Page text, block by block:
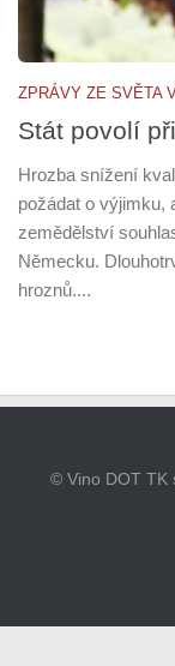
ZPRÁVY ZE SVĚTA
Stát povolí
Hrozba snížení
požádat o výjimku,
zemědělství
Německu.
hroznů....
© Vino DOT TK